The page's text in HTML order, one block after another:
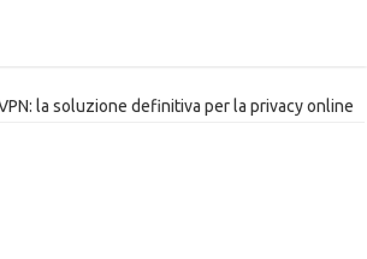
la soluzione definitiva per la privacy online